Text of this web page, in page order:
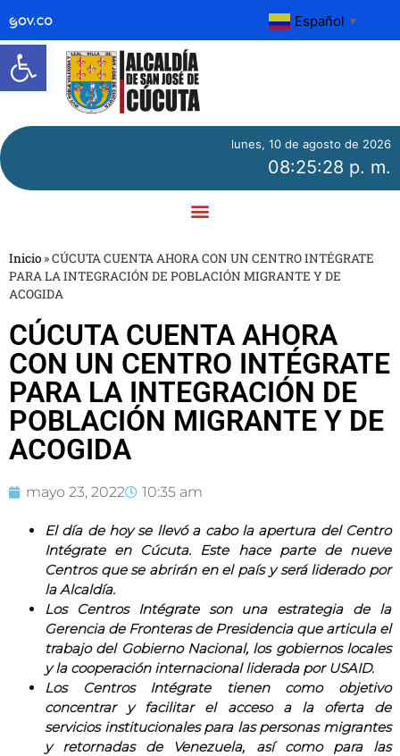
Abrir barra de herramientas
Español ▼
lunes, 10 de agosto de 2026
08:25:28 p. m.
Inicio »CÚCUTA CUENTA AHORA CON UN CENTRO INTÉGRATE
PARA LA INTEGRACIÓN DE POBLACIÓN MIGRANTE Y DE
ACOGIDA
CÚCUTA CUENTA AHORA
CON UN CENTRO INTÉGRATE
PARA LA INTEGRACIÓN DE
POBLACIÓN MIGRANTE Y DE
ACOGIDA
mayo 23, 2022 10:35 am
El día de hoy se llevó a cabo la apertura del Centro
Intégrate en Cúcuta. Este hace parte de nueve
Centros que se abrirán en el país y será liderado por
la Alcaldía.
Los Centros Intégrate son una estrategia de la
Gerencia de Fronteras de Presidencia que articula el
trabajo del Gobierno Nacional, los gobiernos locales
y la cooperación internacional liderada por USAID.
Los Centros Intégrate tienen como objetivo
concentrar y facilitar el acceso a la oferta de
servicios institucionales para las personas migrantes
y retornadas de Venezuela, así como para las